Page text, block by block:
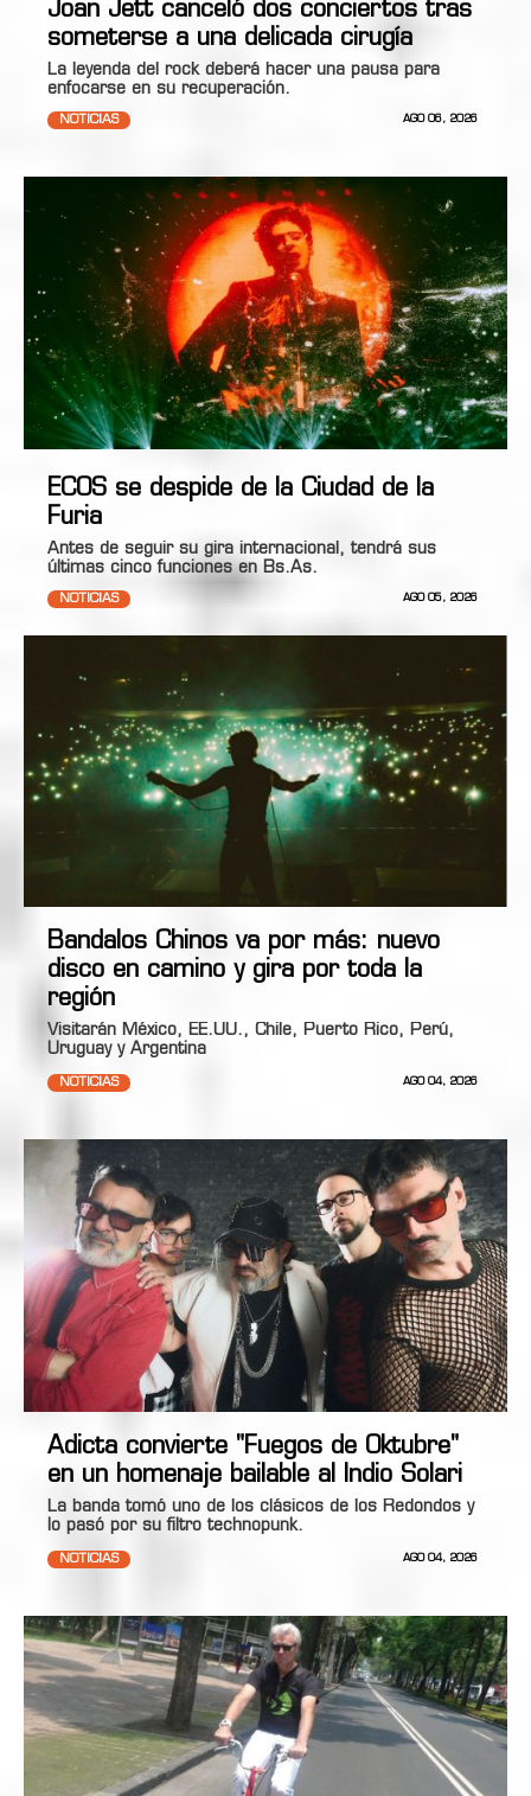
Joan Jett canceló dos conciertos tras
someterse a una delicada cirugía
La leyenda del rock deberá hacer una pausa para
enfocarse en su recuperación.
NOTICIAS AGO 06, 2026
ECOS se despide de la Ciudad de la
Furia
Antes de seguir su gira internacional, tendrá sus
últimas cinco funciones en Bs.As.
NOTICIAS AGO 05, 2026
Bandalos Chinos va por más: nuevo
disco en camino y gira por toda la
región
Visitarán México, EE.UU., Chile, Puerto Rico, Perú,
Uruguay y Argentina
NOTICIAS AGO 04, 2026
Adicta convierte "Fuegos de Oktubre"
en un homenaje bailable al Indio Solari
La banda tomó uno de los clásicos de los Redondos y
lo pasó por su filtro technopunk.
NOTICIAS AGO 04, 2026